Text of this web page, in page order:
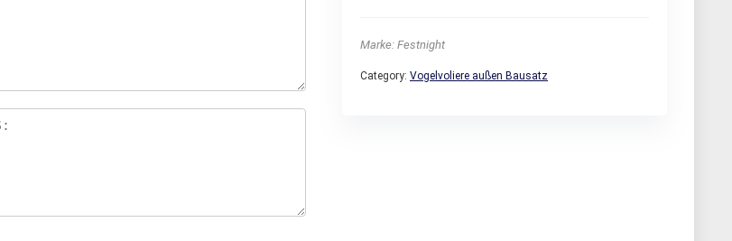
Marke: Festnight
Category: Vogelvoliere außen Bausatz